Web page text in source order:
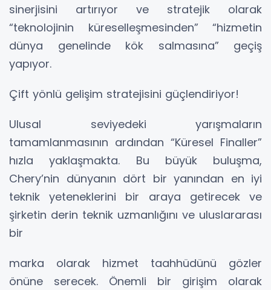
sinerjisini artırıyor ve stratejik olarak
“teknolojinin küreselleşmesinden” “hizmetin
dünya genelinde kök salmasına” geçiş
yapıyor.
Çift yönlü gelişim stratejisini güçlendiriyor!
Ulusal seviyedeki yarışmaların
tamamlanmasının ardından “Küresel Finaller”
hızla yaklaşmakta. Bu büyük buluşma,
Chery’nin dünyanın dört bir yanından en iyi
teknik yeteneklerini bir araya getirecek ve
şirketin derin teknik uzmanlığını ve uluslararası
bir
marka olarak hizmet taahhüdünü gözler
önüne serecek. Önemli bir girişim olarak